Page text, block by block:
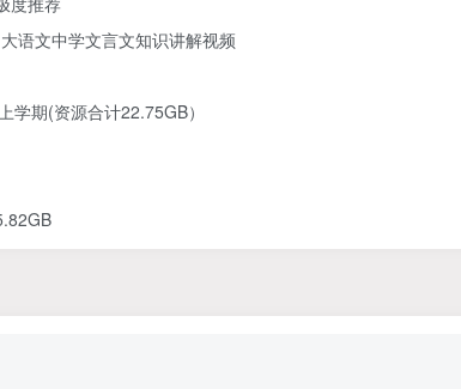
语文中学文言文知识讲解视频
学期(资源合计22.75GB）